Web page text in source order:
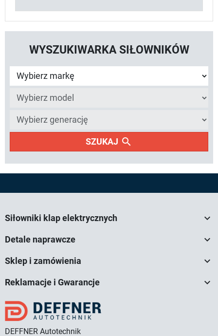
WYSZUKIWARKA SIŁOWNIKÓW
SZUKAJ search
Siłowniki klap elektrycznych 
Detale naprawcze 
Sklep i zamówienia 
Reklamacje i Gwarancje 
DEFFNER Autotechnik